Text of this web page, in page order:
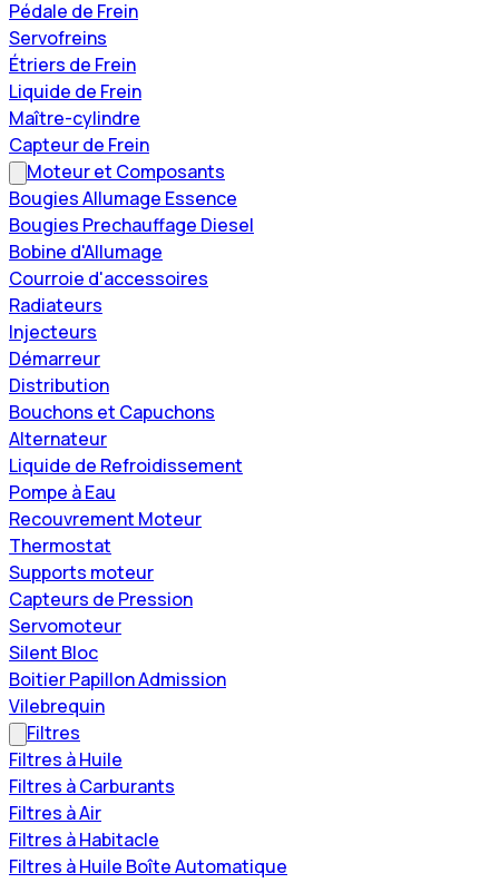
Pédale de Frein
Servofreins
Étriers de Frein
Liquide de Frein
Maître-cylindre
Capteur de Frein
Moteur et Composants
Bougies Allumage Essence
Bougies Prechauffage Diesel
Bobine d'Allumage
Courroie d'accessoires
Radiateurs
Injecteurs
Démarreur
Distribution
Bouchons et Capuchons
Alternateur
Liquide de Refroidissement
Pompe à Eau
Recouvrement Moteur
Thermostat
Supports moteur
Capteurs de Pression
Servomoteur
Silent Bloc
Boitier Papillon Admission
Vilebrequin
Filtres
Filtres à Huile
Filtres à Carburants
Filtres à Air
Filtres à Habitacle
Filtres à Huile Boîte Automatique